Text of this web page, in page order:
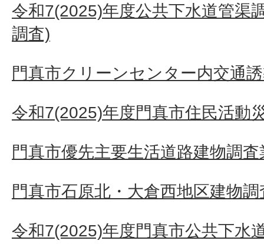
令和7(2025)年度公共下水道管渠
調査)
門真市クリーンセンター内交通
令和7(2025)年度門真市住民活動
門真市優先主要生活道路建物調
門真市石原北・大倉西地区建物
令和7(2025)年度門真市公共下水